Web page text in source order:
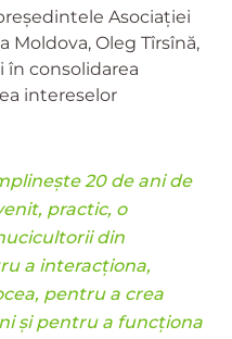
Asociației
Oleg Tîrsînă,
în consolidarea
intereselor
20 de ani de
practic, o
din
a interacționa,
pentru a crea
și pentru a funcționa